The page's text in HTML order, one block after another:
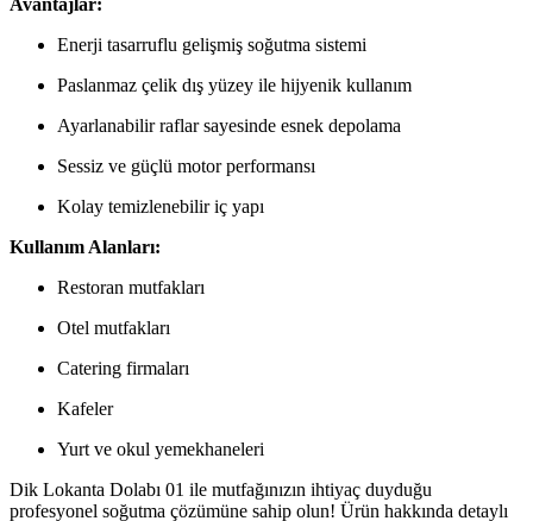
Enerji tasarruflu gelişmiş soğutma sistemi
Paslanmaz çelik dış yüzey ile hijyenik kullanım
Ayarlanabilir raflar sayesinde esnek depolama
Sessiz ve güçlü motor performansı
Kolay temizlenebilir iç yapı
Kullanım Alanları:
Restoran mutfakları
Otel mutfakları
Catering firmaları
Kafeler
Yurt ve okul yemekhaneleri
Dik Lokanta Dolabı 01 ile mutfağınızın ihtiyaç duyduğu
profesyonel soğutma çözümüne sahip olun! Ürün hakkında detaylı